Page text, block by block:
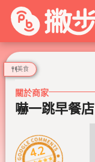
美食
關於商家
嚇一跳早餐店
4.2